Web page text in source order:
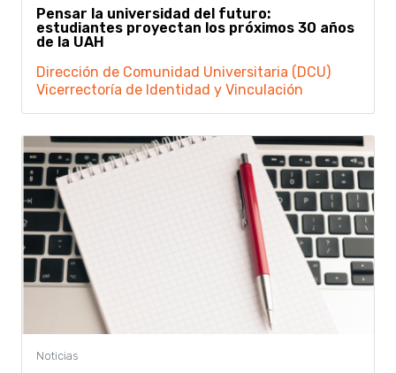
Pensar la universidad del futuro:
estudiantes proyectan los próximos 30 años
de la UAH
Dirección de Comunidad Universitaria (DCU)
Vicerrectoría de Identidad y Vinculación